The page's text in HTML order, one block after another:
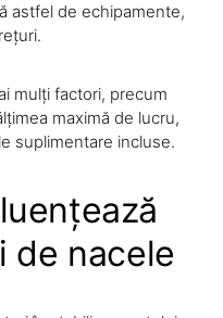
astfel de echipamente,
mulți factori, precum
maximă de lucru,
suplimentare incluse.
de nacele